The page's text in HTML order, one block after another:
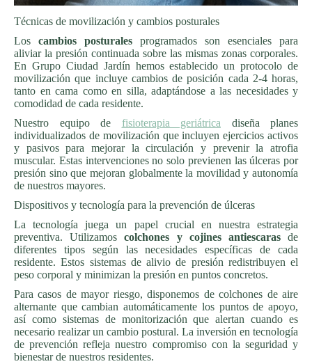
Técnicas de movilización y cambios posturales
Los cambios posturales programados son esenciales para
aliviar la presión continuada sobre las mismas zonas corporales.
En Grupo Ciudad Jardín hemos establecido un protocolo de
movilización que incluye cambios de posición cada 2-4 horas,
tanto en cama como en silla, adaptándose a las necesidades y
comodidad de cada residente.
Nuestro equipo de fisioterapia geriátrica diseña planes
individualizados de movilización que incluyen ejercicios activos
y pasivos para mejorar la circulación y prevenir la atrofia
muscular. Estas intervenciones no solo previenen las úlceras por
presión sino que mejoran globalmente la movilidad y autonomía
de nuestros mayores.
Dispositivos y tecnología para la prevención de úlceras
La tecnología juega un papel crucial en nuestra estrategia
preventiva. Utilizamoscolchones y cojines antiescarasde
diferentes tipos según las necesidades específicas de cada
residente. Estos sistemas de alivio de presión redistribuyen el
peso corporal y minimizan la presión en puntos concretos.
Para casos de mayor riesgo, disponemos de colchones de aire
alternante que cambian automáticamente los puntos de apoyo,
así como sistemas de monitorización que alertan cuando es
necesario realizar un cambio postural. La inversión en tecnología
de prevención refleja nuestro compromiso con la seguridad y
bienestar de nuestros residentes.